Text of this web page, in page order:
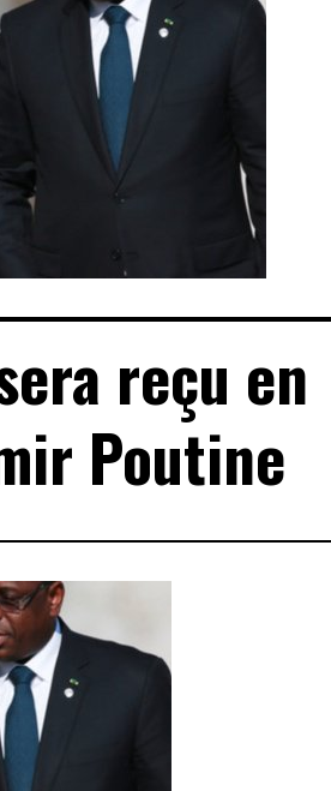
reçu en
Poutine